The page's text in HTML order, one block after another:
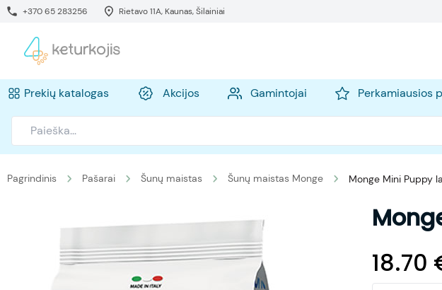
+370 65 283256 Rietavo 11A, Kaunas, Šilainiai
Prekių katalogas Akcijos Gamintojai Perkamiausios
Pagrindinis Pašarai Šunų maistas Šunų maistas Monge Monge Mini Puppy
18.70